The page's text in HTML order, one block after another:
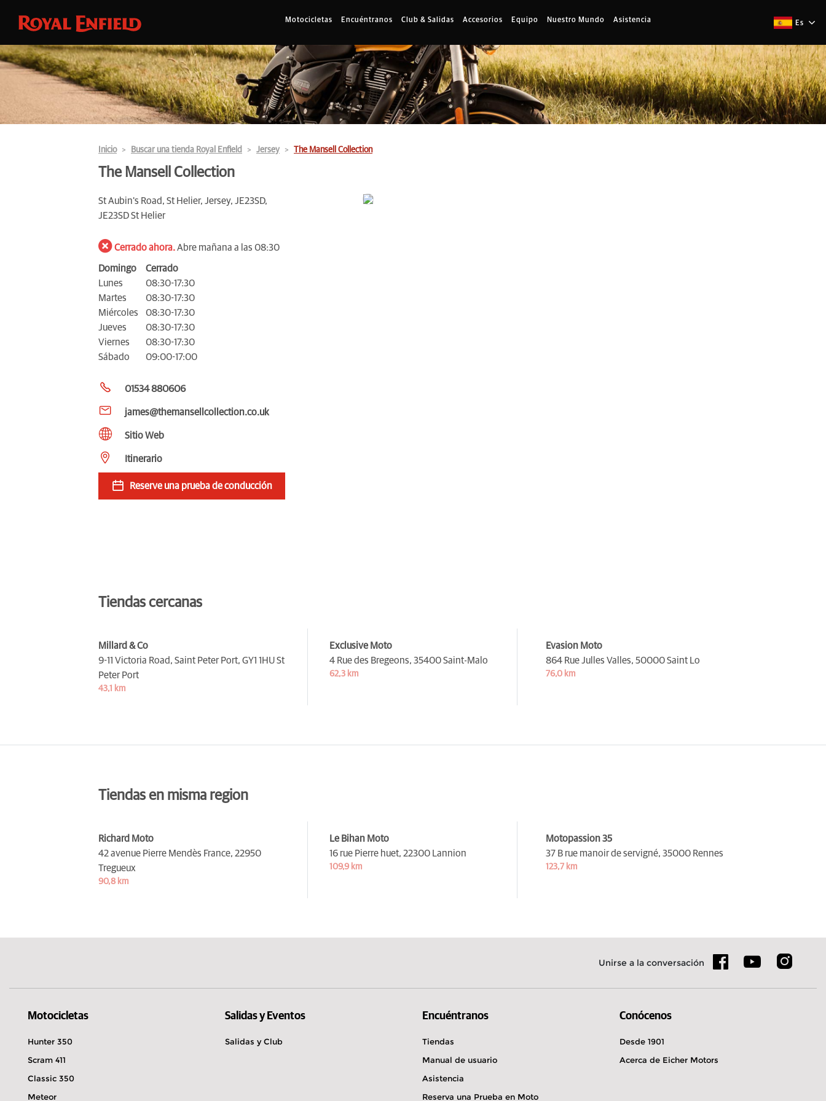
Motocicletas Encuéntranos Club & Salidas Accesorios Equipo Nuestro Mundo Asistencia Es
Inicio Buscar una tienda Royal Enfield Jersey The Mansell Collection
The Mansell Collection
St Aubin's Road, St Helier, Jersey, JE23SD,
JE23SD St Helier
Cerrado ahora.Abre mañana a las 08:30
Domingo
Cerrado
Lunes
08:30-17:30
Martes
08:30-17:30
Miércoles
08:30-17:30
Jueves
08:30-17:30
Viernes
08:30-17:30
Sábado
09:00-17:00
01534 880606
james@themansellcollection.co.uk
Sitio Web
Itinerario
Reserve una prueba de conducción
Tiendas cercanas
Millard & Co
9-11 Victoria Road, Saint Peter Port, GY1 1HU St
Peter Port
43,1 km
Exclusive Moto
4 Rue des Bregeons, 35400 Saint-Malo
62,3 km
Evasion Moto
864 Rue Julles Valles, 50000 Saint Lo
76,0 km
Tiendas en misma region
Richard Moto
42 avenue Pierre Mendès France, 22950
Tregueux
90,8 km
Le Bihan Moto
16 rue Pierre huet, 22300 Lannion
109,9 km
Motopassion 35
37 B rue manoir de servigné, 35000 Rennes
123,7 km
Unirse a la conversación
Motocicletas
Hunter 350
Scram 411
Classic 350
Meteor
Salidas y Eventos
Salidas y Club
Encuéntranos
Tiendas
Manual de usuario
Asistencia
Reserva una Prueba en Moto
Conócenos
Desde 1901
Acerca de Eicher Motors